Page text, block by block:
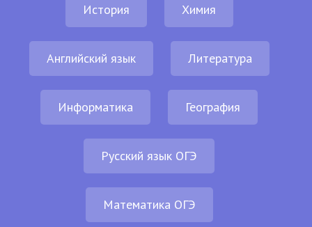
История Химия
Английский язык Литература
Информатика География
Русский язык ОГЭ
Математика ОГЭ